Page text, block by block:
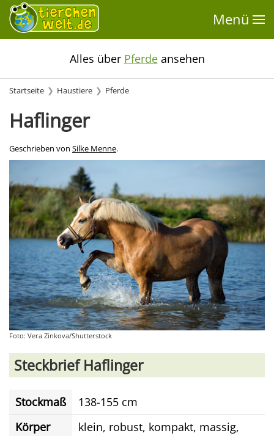
Menü
Alles über Pferdeansehen
Startseite Haustiere Pferde
Haflinger
Geschrieben von Silke Menne.
Foto: Vera Zinkova/Shutterstock
Steckbrief Haflinger
Stockmaß
138-155 cm
Körper
klein, robust, kompakt, massig,